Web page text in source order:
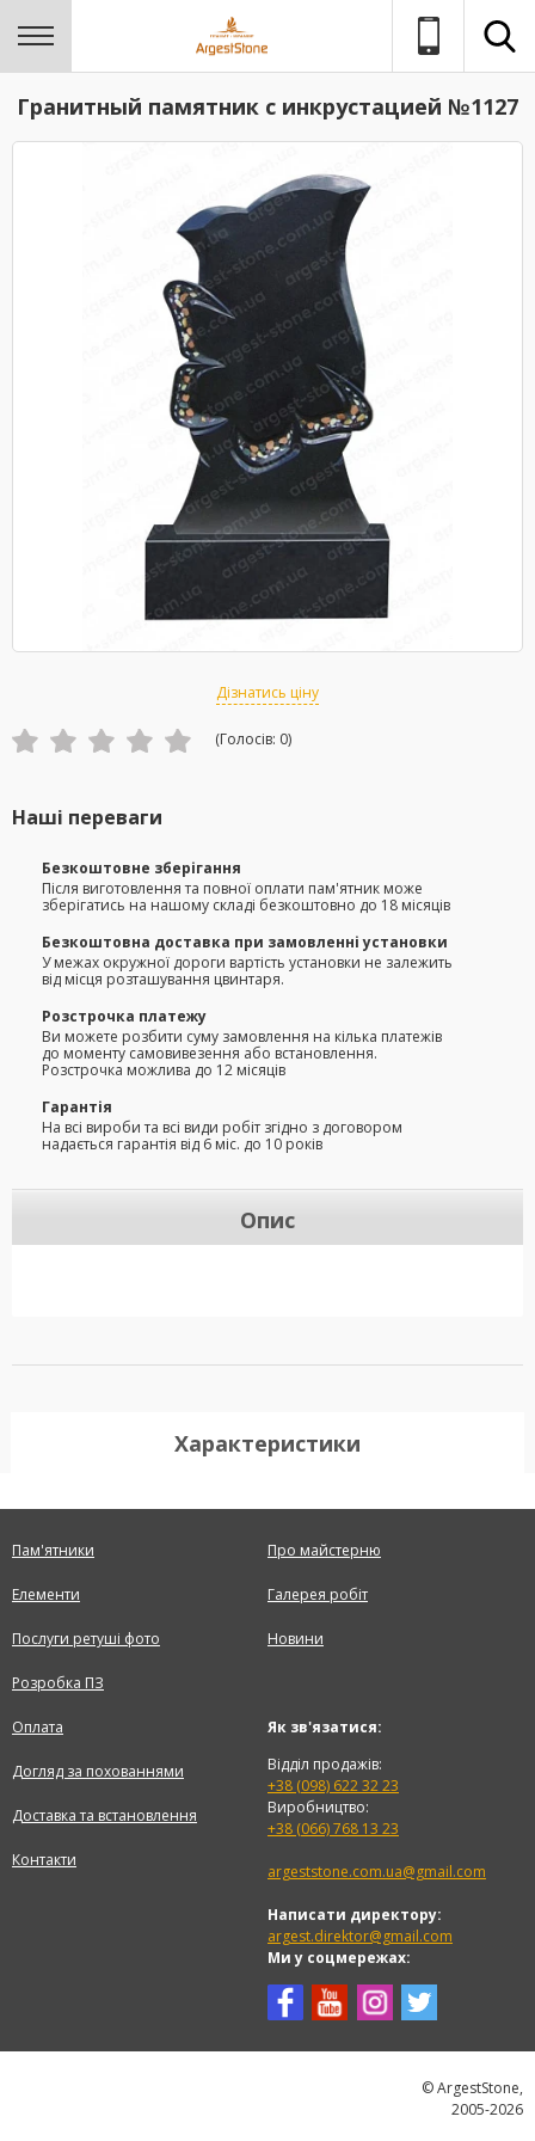
Гранитный памятник с инкрустацией №1127
Дізнатись ціну
(Голосів: 0)
Наші переваги
Безкоштовне зберігання
Після виготовлення та повної оплати пам'ятник може
зберігатись на нашому складі безкоштовно до 18 місяців
Безкоштовна доставка при замовленні установки
У межах окружної дороги вартість установки не залежить
від місця розташування цвинтаря.
Розстрочка платежу
Ви можете розбити суму замовлення на кілька платежів
до моменту самовивезення або встановлення.
Розстрочка можлива до 12 місяців
Гарантія
На всі вироби та всі види робіт згідно з договором
надається гарантія від 6 міс. до 10 років
Опис
Характеристики
Пам'ятники
Елементи
Послуги ретуші фото
Розробка ПЗ
Про майстерню
Галерея робіт
Новини
Оплата
Догляд за похованнями
Доставка та встановлення
Контакти
Як зв'язатися:
Відділ продажів:
+38 (098) 622 32 23
Виробництво:
+38 (066) 768 13 23
argeststone.com.ua@gmail.com
Написати директору:
argest.direktor@gmail.com
Ми у соцмережах:
© ArgestStone,
2005-2026